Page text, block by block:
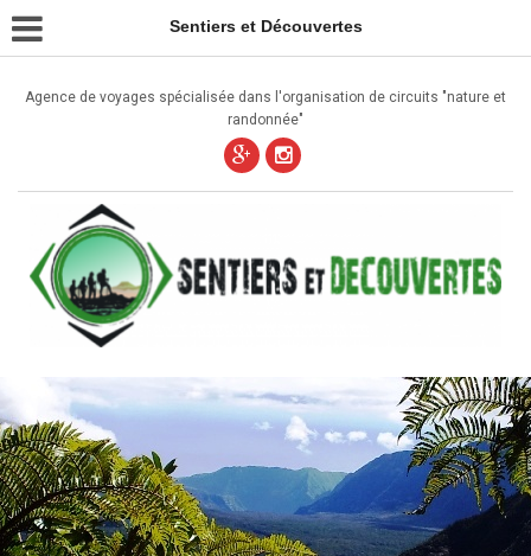
Sentiers et Découvertes
Agence de voyages spécialisée dans l'organisation de circuits "nature et
randonnée"